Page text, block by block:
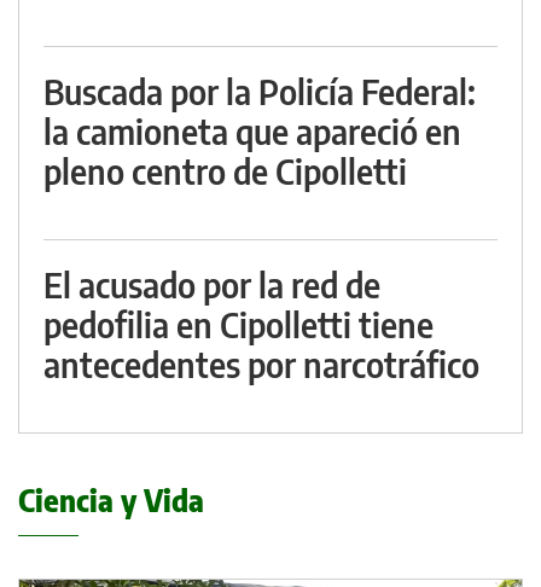
Buscada por la Policía Federal:
la camioneta que apareció en
pleno centro de Cipolletti
El acusado por la red de
pedofilia en Cipolletti tiene
antecedentes por narcotráfico
Ciencia y Vida